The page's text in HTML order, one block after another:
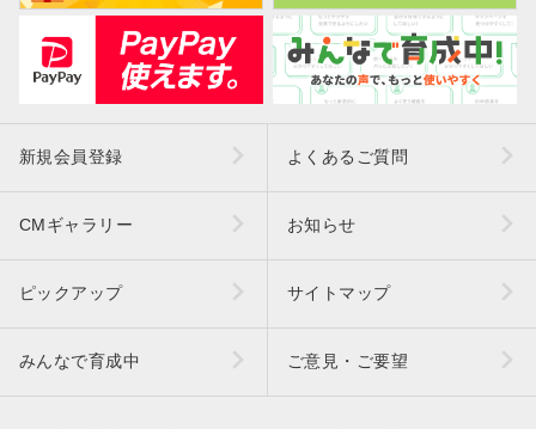
新規会員登録 よくあるご質問
CMギャラリー お知らせ
ピックアップ サイトマップ
みんなで育成中 ご意見・ご要望